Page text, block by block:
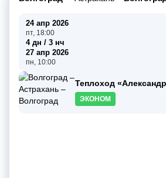
24 апр 2026
пт, 18:00
4 дн / 3 нч
27 апр 2026
пн, 10:00
Теплоход
ЭКОНОМ